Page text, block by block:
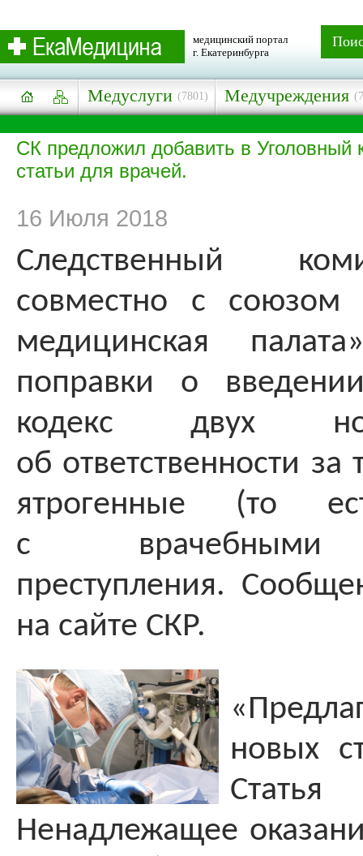
медицинский портал
г. Екатеринбурга
Медуслуги (7801) Медучреждения
СК предложил добавить в Уголовный
статьи для врачей.
16 Июля 2018
Следственный
совместно с союзом
медицинская
поправки о
кодекс двух
об ответственности
ятрогенные (то
с врачебными
преступления.
на сайте СКР.
новых
Ненадлежащее